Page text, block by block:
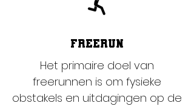
FREERUN
Het primaire doel van
freerunnen is om fysieke
obstakels en uitdagingen op de